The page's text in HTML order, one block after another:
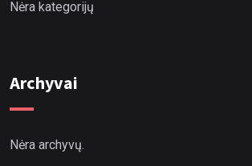
Nėra kategorijų
Archyvai
Nėra archyvų.